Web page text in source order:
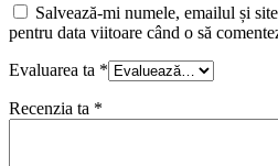
Salvează-mi numele, emailul și
pentru data viitoare când o să
Evaluarea ta *
Recenzia ta *